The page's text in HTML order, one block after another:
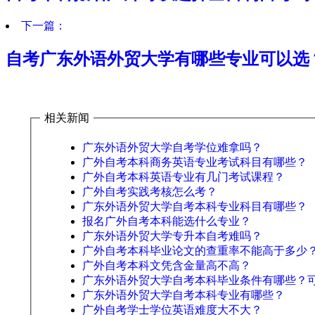
下一篇：
自考广东外语外贸大学有哪些专业可以选
相关新闻
广东外语外贸大学自考学位难拿吗？
广外自考本科商务英语专业考试科目有哪些？
广外自考本科英语专业有几门考试课程？
广外自考实践考核怎么考？
广东外语外贸大学自考本科专业科目有哪些？
报名广外自考本科能选什么专业？
广东外语外贸大学专升本自考难吗？
广外自考本科毕业论文的查重率不能高于多少？
广外自考本科文凭含金量高不高？
广东外语外贸大学自考本科毕业条件有哪些？
广东外语外贸大学自考本科专业有哪些？
广外自考学士学位英语难度大不大？